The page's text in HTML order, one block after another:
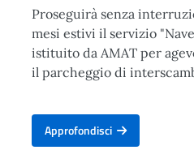
Proseguirà senza
mesi estivi il servizio
istituito da AMAT per
il parcheggio di
Approfondisci